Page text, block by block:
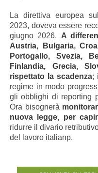
La direttiva europea
2023, doveva essere
giugno 2026. A
Austria, Bulgaria,
Portogallo, Svezia,
Finlandia, Grecia,
rispettato la scadenza;
regime in modo
gli obblighi di reporting
Ora bisognerà
nuova legge, per
ridurre il divario
del lavoro italianp.